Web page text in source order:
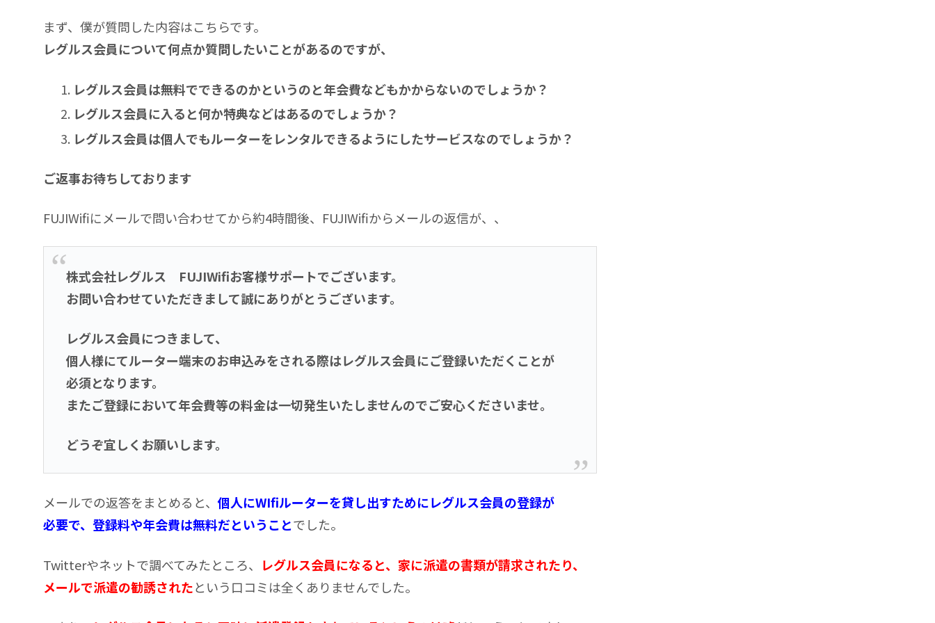
まず、僕が質問した内容はこちらです。
レグルス会員について何点か質問したいことがあるのですが、
レグルス会員は無料でできるのかというのと年会費などもかからないのでしょうか？
レグルス会員に入ると何か特典などはあるのでしょうか？
レグルス会員は個人でもルーターをレンタルできるようにしたサービスなのでしょうか？
ご返事お待ちしております
FUJIWifiにメールで問い合わせてから約4時間後、FUJIWifiからメールの返信が、、
株式会社レグルス FUJIWifiお客様サポートでございます。
お問い合わせていただきまして誠にありがとうございます。
レグルス会員につきまして、
個人様にてルーター端末のお申込みをされる際はレグルス会員にご登録いただくことが
必須となります。
またご登録において年会費等の料金は一切発生いたしませんのでご安心くださいませ。
どうぞ宜しくお願いします。
メールでの返答をまとめると、 個人にWIfiルーターを貸し出すためにレグルス会員の登録が
必要で、登録料や年会費は無料だということでした。
Twitterやネットで調べてみたところ、
レグルス会員になると、家に派遣の書類が請求されたり、
メールで派遣の勧誘されたという口コミは全くありませんでした。